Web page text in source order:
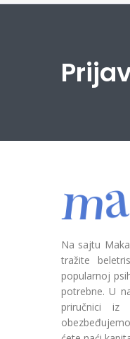
Na sajtu
tražite
popularnoj
potrebne. U
priručnici iz